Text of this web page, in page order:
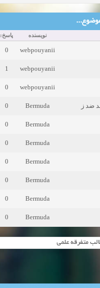
نویسنده پاسخ:
webpouyanii
0
webpouyanii
1
webpouyanii
0
Bermuda
0
Bermuda
0
Bermuda
0
Bermuda
0
Bermuda
0
Bermuda
0
Bermuda
0